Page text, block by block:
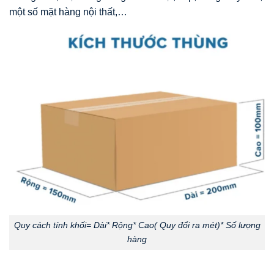
một số mặt hàng nội thất,…
Quy cách tính khối= Dài* Rộng* Cao( Quy đổi ra mét)* Số lượng
hàng